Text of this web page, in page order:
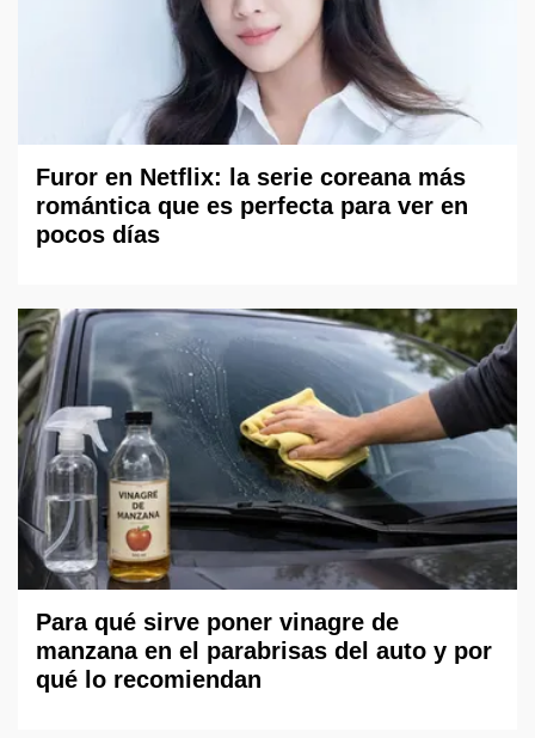
Furor en Netflix: la serie coreana más
romántica que es perfecta para ver en
pocos días
Para qué sirve poner vinagre de
manzana en el parabrisas del auto y por
qué lo recomiendan